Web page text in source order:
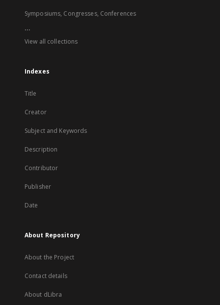
Symposiums, Congresses, Conferences
...
View all collections
Indexes
Title
Creator
Subject and Keywords
Description
Contributor
Publisher
Date
About Repository
About the Project
Contact details
About dLibra